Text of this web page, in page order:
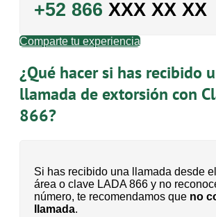
+52 866 XXX XX XX
Comparte tu experiencia
¿Qué hacer si has recibido
llamada de extorsión con
866?
Si has recibido una llamada desde
área o clave LADA 866 y no
número, te recomendamos que no
llamada.